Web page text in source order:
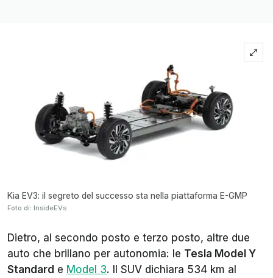
Kia EV3: il segreto del successo sta nella piattaforma E-GMP
Foto di: InsideEVs
Dietro, al secondo posto e terzo posto, altre due
auto che brillano per autonomia: le Tesla Model Y
Standard e Model 3. Il SUV dichiara 534 km al